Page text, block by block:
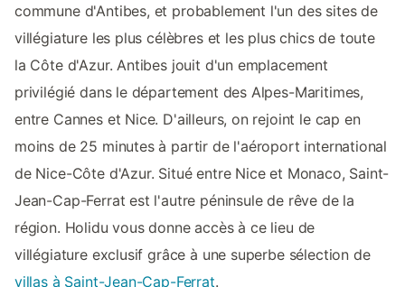
commune d'Antibes, et probablement l'un des sites de
villégiature les plus célèbres et les plus chics de toute
la Côte d'Azur. Antibes jouit d'un emplacement
privilégié dans le département des Alpes-Maritimes,
entre Cannes et Nice. D'ailleurs, on rejoint le cap en
moins de 25 minutes à partir de l'aéroport international
de Nice-Côte d'Azur. Situé entre Nice et Monaco, Saint-
Jean-Cap-Ferrat est l'autre péninsule de rêve de la
région. Holidu vous donne accès à ce lieu de
villégiature exclusif grâce à une superbe sélection de
villas à Saint-Jean-Cap-Ferrat.